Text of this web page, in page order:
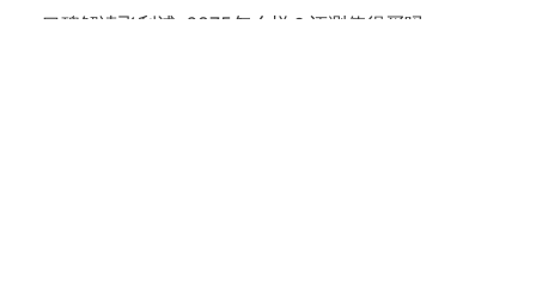
口碑解读飞利浦s6875怎么样？评测值得买吗